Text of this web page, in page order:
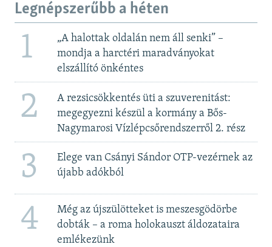
Legnépszerűbb a héten
1
„A halottak oldalán nem áll senki” –
mondja a harctéri maradványokat
elszállító önkéntes
2
A rezsicsökkentés üti a szuverenitást:
megegyezni készül a kormány a Bős-
Nagymarosi Vízlépcsőrendszerről 2. rész
3
Elege van Csányi Sándor OTP-vezérnek az
újabb adókból
4
Még az újszülötteket is meszesgödörbe
dobták – a roma holokauszt áldozataira
emlékezünk